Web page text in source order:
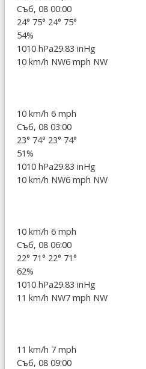
Съб, 08 00:00
24° 75° 24° 75°
54%
1010 hPa29.83 inHg
10 km/h NW6 mph NW
10 km/h 6 mph
Съб, 08 03:00
23° 74° 23° 74°
51%
1010 hPa29.83 inHg
10 km/h NW6 mph NW
10 km/h 6 mph
Съб, 08 06:00
22° 71° 22° 71°
62%
1010 hPa29.83 inHg
11 km/h NW7 mph NW
11 km/h 7 mph
Съб, 08 09:00